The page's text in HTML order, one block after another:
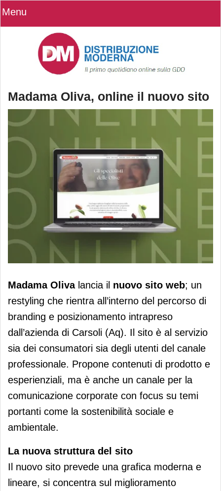
Menu
Madama Oliva, online il nuovo sito
Madama Oliva, online il nuovo sito
Madama Olivalancia il nuovo sito web; un
restyling che rientra all’interno del percorso di
branding e posizionamento intrapreso
dall’azienda di Carsoli (Aq). Il sito è al servizio
sia dei consumatori sia degli utenti del canale
professionale. Propone contenuti di prodotto e
esperienziali, ma è anche un canale per la
comunicazione corporate con focus su temi
portanti come la sostenibilità sociale e
ambientale.
La nuova struttura del sito
Il nuovo sito prevede una grafica moderna e
lineare, si concentra sul miglioramento